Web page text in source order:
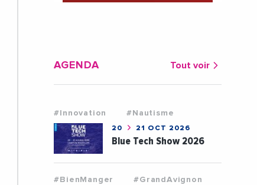
AGENDA Tout voir
#Innovation #Nautisme
20 21 OCT 2026
Blue Tech Show 2026
#BienManger #GrandAvignon